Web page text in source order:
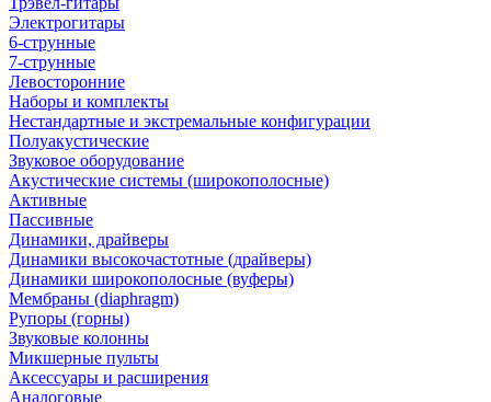
Электрогитары
6-струнные
7-струнные
Левосторонние
Наборы и комплекты
Нестандартные и экстремальные конфигурации
Полуакустические
Звуковое оборудование
Акустические системы (широкополосные)
Активные
Пассивные
Динамики, драйверы
Динамики высокочастотные (драйверы)
Динамики широкополосные (вуферы)
Мембраны (diaphragm)
Рупоры (горны)
Звуковые колонны
Микшерные пульты
Аксессуары и расширения
Аналоговые